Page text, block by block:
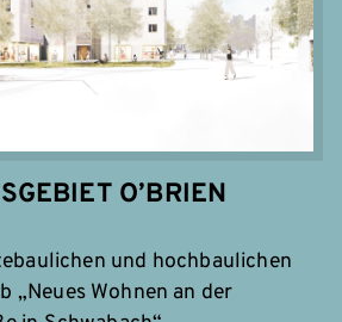
O’BRIEN
und hochbaulichen
„Neues Wohnen an der